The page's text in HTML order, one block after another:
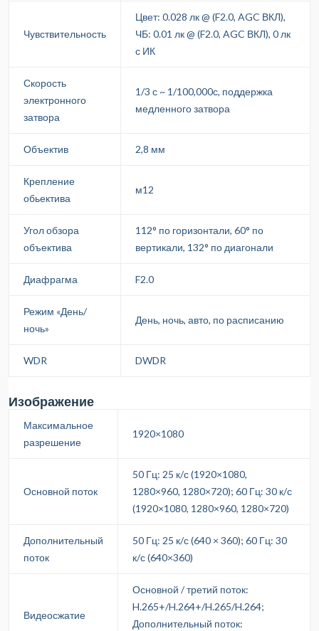
Чувствительность
Цвет: 0.028 лк @ (F2.0, AGC ВКЛ),
ЧБ: 0.01 лк @ (F2.0, AGC ВКЛ), 0 лк
с ИК
Скорость
электронного
затвора
1/3 с ~ 1/100,000с, поддержка
медленного затвора
Объектив 2,8 мм
Крепление
обьектива
м12
Угол обзора
объектива
112° по горизонтали, 60° по
вертикали, 132° по диагонали
Диафрагма F2.0
Режим «День/
ночь»
День, ночь, авто, по расписанию
WDR DWDR
Изображение
Максимальное
разрешение
1920×1080
Основной поток
50 Гц: 25 к/с (1920×1080,
1280×960, 1280×720); 60 Гц: 30 к/с
(1920×1080, 1280×960, 1280×720)
Дополнительный
поток
50 Гц: 25 к/с (640 × 360); 60 Гц: 30
к/с (640×360)
Видеосжатие
Основной / третий поток:
H.265+/H.264+/H.265/H.264;
Дополнительный поток: